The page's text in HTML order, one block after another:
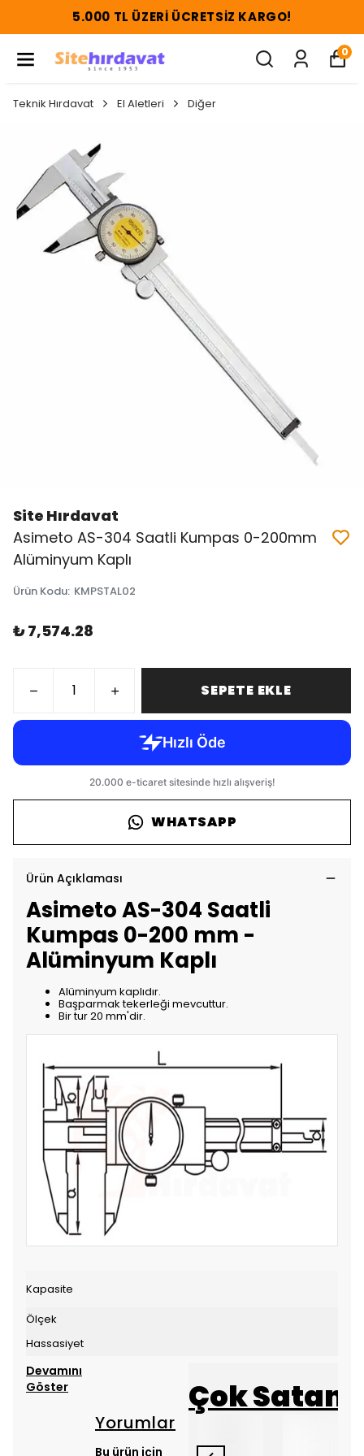
5.000 TL ÜZERI ÜCRETSIZ KARGO!
0
Teknik Hırdavat El Aletleri Diğer
Site Hırdavat
Asimeto AS-304 Saatli Kumpas 0-200mm
Alüminyum Kaplı
Ürün Kodu: KMPSTAL02
₺ 7,574.28
SEPETE EKLE
WHATSAPP
Ürün Açıklaması
Asimeto AS-304 Saatli
Kumpas 0-200 mm -
Alüminyum Kaplı
Alüminyum kaplıdır.
Başparmak tekerleği mevcuttur.
Bir tur 20 mm'dir.
Kapasite
Ölçek
Hassasiyet
Devamını
Göster
Yorumlar
Bu ürün için
Çok